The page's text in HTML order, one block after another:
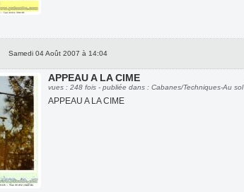
Samedi 04 Août 2007 à 14:04
APPEAU A LA CIME
vues : 248 fois - publiée dans : Cabanes/Techniques-Au sol
APPEAU A LA CIME